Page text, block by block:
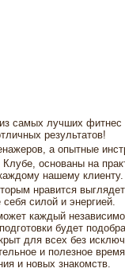
самых лучших фитнес
результатов!
а опытные
основаны на
нашему клиенту.
нравится
силой и энергией.
каждый
будет
для всех без
и полезное
и новых знакомств.